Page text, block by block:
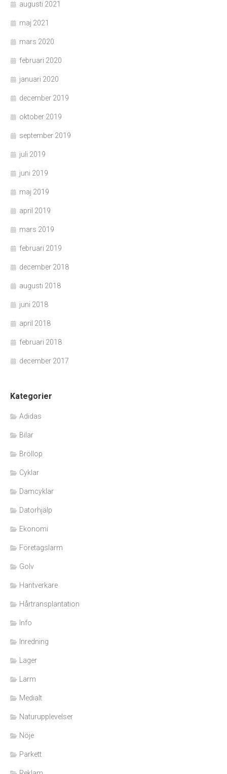
augusti 2021
maj 2021
mars 2020
februari 2020
januari 2020
december 2019
oktober 2019
september 2019
juli 2019
juni 2019
maj 2019
april 2019
mars 2019
februari 2019
december 2018
augusti 2018
juni 2018
april 2018
februari 2018
december 2017
Kategorier
Adidas
Bilar
Bröllop
Cyklar
Damcyklar
Datorhjälp
Ekonomi
Företagslarm
Golv
Hantverkare
Hårtransplantation
Info
Inredning
Lager
Larm
Medialt
Naturupplevelser
Nöje
Parkett